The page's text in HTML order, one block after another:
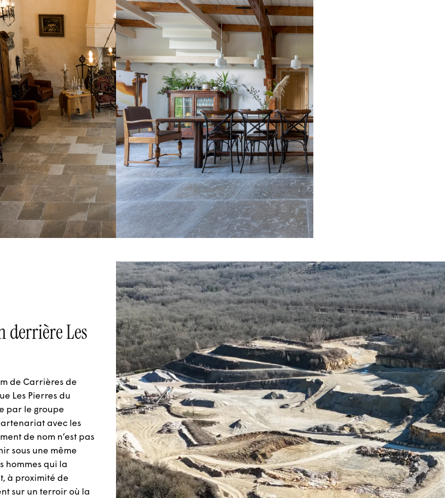
derrière Les
de Carrières de
Les Pierres du
par le groupe
avec les
de nom n’est pas
sous une même
hommes qui la
à proximité de
sur un terroir où la